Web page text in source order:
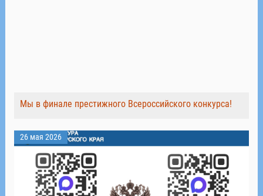
Мы в финале престижного Всероссийского конкурса!
26 мая 2026